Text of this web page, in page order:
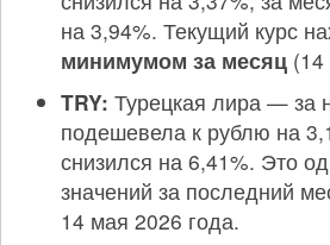
на 3,94%. Текущий курс
минимумом за месяц
TRY: Турецкая лира — за
подешевела к рублю на
снизился на 6,41%. Это
значений за последний
14 мая 2026 года.